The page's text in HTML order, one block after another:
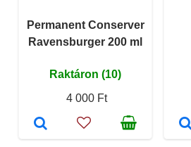
Permanent Conserver
Ravensburger 200 ml
Raktáron (10)
4 000 Ft